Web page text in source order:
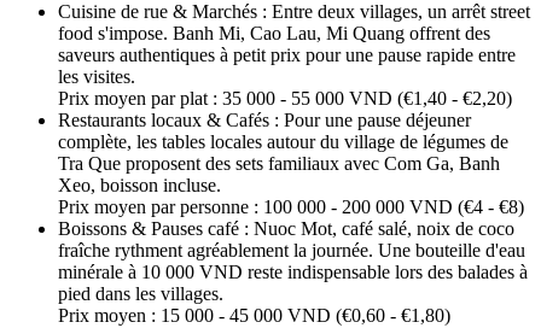
Cuisine de rue & Marchés : Entre deux villages, un arrêt street
food s'impose. Banh Mi, Cao Lau, Mi Quang offrent des
saveurs authentiques à petit prix pour une pause rapide entre
les visites.
Prix moyen par plat : 35 000 - 55 000 VND (€1,40 - €2,20)
Restaurants locaux & Cafés : Pour une pause déjeuner
complète, les tables locales autour du village de légumes de
Tra Que proposent des sets familiaux avec Com Ga, Banh
Xeo, boisson incluse.
Prix moyen par personne : 100 000 - 200 000 VND (€4 - €8)
Boissons & Pauses café : Nuoc Mot, café salé, noix de coco
fraîche rythment agréablement la journée. Une bouteille d'eau
minérale à 10 000 VND reste indispensable lors des balades à
pied dans les villages.
Prix moyen : 15 000 - 45 000 VND (€0,60 - €1,80)